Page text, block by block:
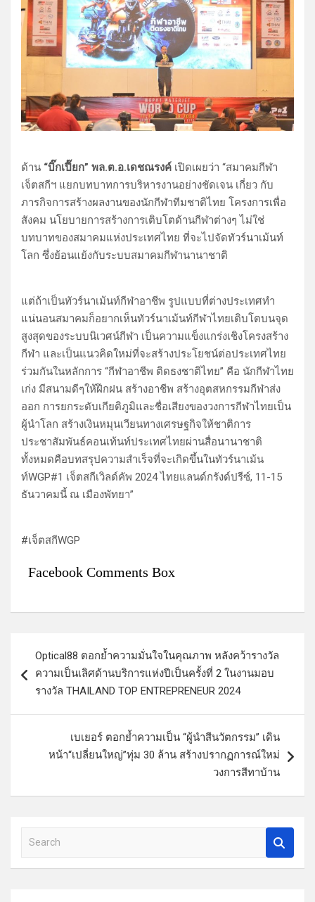
ด้าน “บิ๊กเปี๊ยก” พล.ต.อ.เดชณรงค์ เปิดเผยว่า “สมาคมกีฬา
เจ็ตสกีฯ แยกบทบาทการบริหารงานอย่างชัดเจน เกี่ยว กับ
ภารกิจการสร้างผลงานของนักกีฬาทีมชาติไทย โครงการเพื่อ
สังคม นโยบายการสร้างการเติบโตด้านกีฬาต่างๆ ไม่ใช่
บทบาทของสมาคมแห่งประเทศไทย ที่จะไปจัดทัวร์นาเม้นท์
โลก ซึ่งย้อนแย้งกับระบบสมาคมกีฬานานาชาติ
แต่ถ้าเป็นทัวร์นาเม้นท์กีฬาอาชีพ รูปแบบที่ต่างประเทศทำ
แน่นอนสมาคมก็อยากเห็นทัวร์นาเม้นท์กีฬาไทยเติบโตบนจุด
สูงสุดของระบบนิเวศน์กีฬา เป็นความแข็งแกร่งเชิงโครงสร้าง
กีฬา และเป็นแนวคิดใหม่ที่จะสร้างประโยชน์ต่อประเทศไทย
ร่วมกันในหลักการ “กีฬาอาชีพ ติดธงชาติไทย” คือ นักกีฬาไทย
เก่ง มีสนามดีๆให้ฝึกฝน สร้างอาชีพ สร้างอุตสหกรรมกีฬาส่ง
ออก การยกระดับเกียติภูมิและชื่อเสียงของวงการกีฬาไทยเป็น
ผู้นำโลก สร้างเงินหมุนเวียนทางเศรษฐกิจให้ชาติการ
ประชาสัมพันธ์คอนเท้นท์ประเทศไทยผ่านสื่อนานาชาติ
ทั้งหมดคือบทสรุปความสำเร็จที่จะเกิดขึ้นในทัวร์นาเม้น
ท์WGP#1 เจ็ตสกีเวิลด์คัพ 2024 ไทยแลนด์กรังด์ปรีซ์, 11-15
ธันวาคมนี้ ณ เมืองพัทยา”
#เจ็ตสกีWGP
Facebook Comments Box
แ
รื่
Optical88 ตอกย้ำความมั่นใจในคุณภาพ หลังคว้ารางวัล
ความเป็นเลิศด้านบริการแห่งปีเป็นครั้งที่ 2 ในงานมอบ
รางวัล THAILAND TOP ENTREPRENEUR 2024
เบเยอร์ ตอกย้ำความเป็น “ผู้นำสีนวัตกรรม” เดิน
หน้า“เปลี่ยนใหญ่”ทุ่ม 30 ล้าน สร้างปรากฏการณ์ใหม่
วงการสีทาบ้าน
a